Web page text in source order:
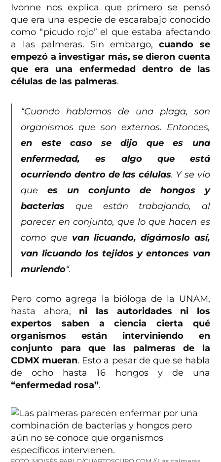
Ivonne nos explica que primero se pensó
que era una especie de escarabajo conocido
como “picudo rojo” el que estaba afectando
a las palmeras. Sin embargo,cuando se
empezó a investigar más, se dieron cuenta
que era una enfermedad dentro de las
células de las palmeras.
“Cuando hablamos de una plaga, son
organismos que son externos. Entonces,
en este caso se dijo que es una
enfermedad, es algo que está
ocurriendo dentro de las células. Y se vio
quees un conjunto de hongos y
bacterias que están trabajando, al
parecer en conjunto, que lo que hacen es
como que van licuando, digámoslo así,
van licuando los tejidos y entonces van
muriendo“.
Pero como agrega la bióloga de la UNAM,
hasta ahora, ni las autoridades ni los
expertos saben a ciencia cierta qué
organismos están interviniendo en
conjunto para que las palmeras de la
CDMX mueran. Esto a pesar de que se habla
de ocho hasta 16 hongos y de una
“enfermedad rosa”.